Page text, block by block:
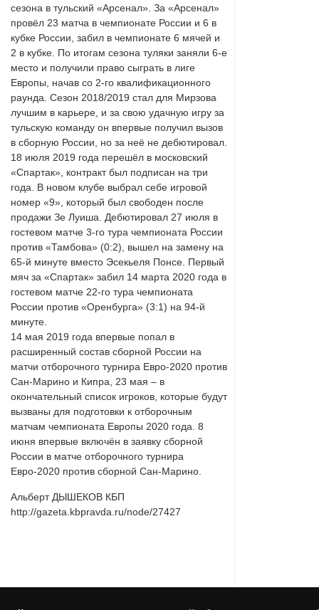
сезона в тульский «Арсенал». За «Арсенал»
провёл 23 матча в чемпионате России и 6 в
кубке России, забил в чемпионате 6 мячей и
2 в кубке. По итогам сезона туляки заняли 6-е
место и получили право сыграть в лиге
Европы, начав со 2-го квалификационного
раунда. Сезон 2018/2019 стал для Мирзова
лучшим в карьере, и за свою удачную игру за
тульскую команду он впервые получил вызов
в сборную России, но за неё не дебютировал.
18 июля 2019 года перешёл в московский
«Спартак», контракт был подписан на три
года. В новом клубе выбрал себе игровой
номер «9», который был свободен после
продажи Зе Луиша. Дебютировал 27 июля в
гостевом матче 3-го тура чемпионата России
против «Тамбова» (0:2), вышел на замену на
65-й минуте вместо Эсекьеля Понсе. Первый
мяч за «Спартак» забил 14 марта 2020 года в
гостевом матче 22-го тура чемпионата
России против «Оренбурга» (3:1) на 94-й
минуте.
14 мая 2019 года впервые попал в
расширенный состав сборной России на
матчи отборочного турнира Евро-2020 против
Сан-Марино и Кипра, 23 мая – в
окончательный список игроков, которые будут
вызваны для подготовки к отборочным
матчам чемпионата Европы 2020 года. 8
июня впервые включён в заявку сборной
России в матче отборочного турнира
Евро-2020 против сборной Сан-Марино.
Альберт ДЫШЕКОВ КБП
http://gazeta.kbpravda.ru/node/27427